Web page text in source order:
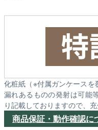
化粧紙（※付属ガンケース
漏れあるものの発射は可能
り記載しておりますので、
商品保証・動作確認に